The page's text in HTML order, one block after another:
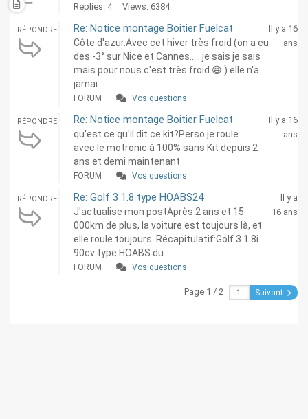
Replies: 4 Views: 6384
RÉPONDRE Re: Notice montage Boitier Fuelcat
Côte d'azur.Avec cet hiver très froid (on a eu
des -3° sur Nice et Cannes......je sais je sais
mais pour nous c'est très froid 😆 ) elle n'a
jamai...
Il y a 16
ans
FORUM Vos questions
RÉPONDRE Re: Notice montage Boitier Fuelcat
qu'est ce qu'il dit ce kit?Perso je roule
avec le motronic à 100% sans Kit depuis 2
ans et demi maintenant
Il y a 16
ans
FORUM Vos questions
RÉPONDRE Re: Golf 3 1.8 type HOABS24
J'actualise mon postAprès 2 ans et 15
000km de plus, la voiture est toujours là, et
elle roule toujours .Récapitulatif:Golf 3 1.8i
90cv type HOABS du...
Il y a
16 ans
FORUM Vos questions
Page 1 / 2 Suivant